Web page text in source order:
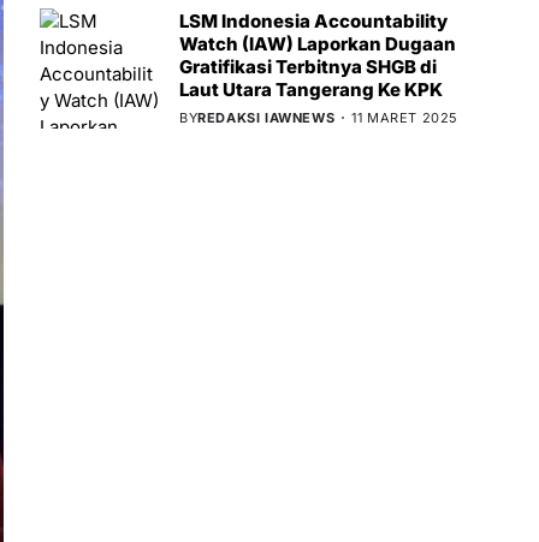
LSM Indonesia Accountability
Watch (IAW) Laporkan Dugaan
Gratifikasi Terbitnya SHGB di
Laut Utara Tangerang Ke KPK
BYREDAKSI IAWNEWS 11 MARET 2025